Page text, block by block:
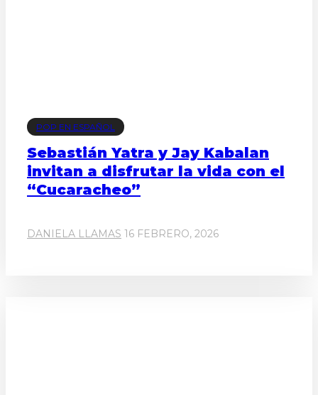
POP EN ESPAÑOL
Sebastián Yatra y Jay Kabalan
invitan a disfrutar la vida con el
“Cucaracheo”
DANIELA LLAMAS 16 FEBRERO, 2026